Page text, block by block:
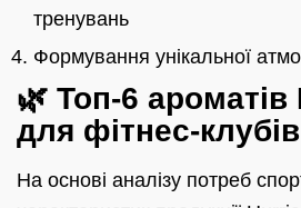
тренувань
Формування унікальної
🌿 Топ-6
для фітнес-клубів
На основі аналізу потреб